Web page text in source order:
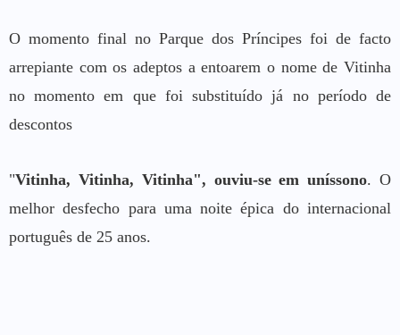
O momento final no Parque dos Príncipes foi de facto
arrepiante com os adeptos a entoarem o nome de Vitinha
no momento em que foi substituído já no período de
descontos
"Vitinha, Vitinha, Vitinha", ouviu-se em uníssono. O
melhor desfecho para uma noite épica do internacional
português de 25 anos.